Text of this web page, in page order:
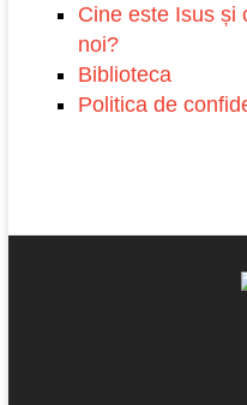
Cine este Isus și
noi?
Biblioteca
Politica de